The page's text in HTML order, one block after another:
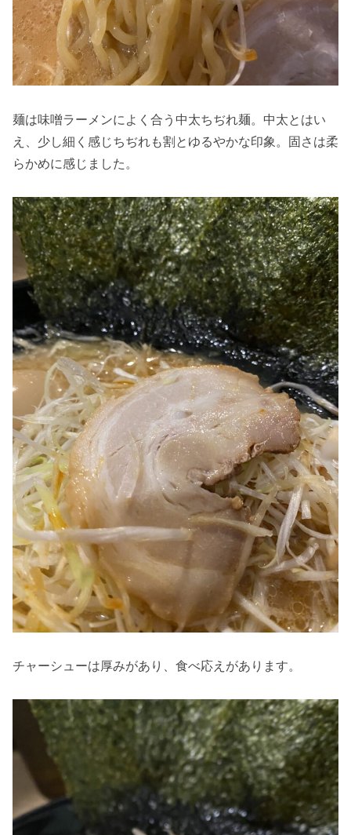
麺は味噌ラーメンによく合う中太ちぢれ麺。中太とはい
え、少し細く感じちぢれも割とゆるやかな印象。固さは柔
らかめに感じました。
チャーシューは厚みがあり、食べ応えがあります。